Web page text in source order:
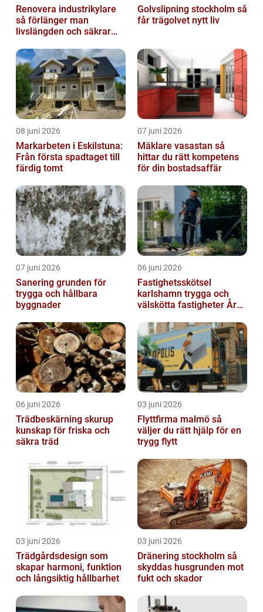
Renovera industrikylare
så förlänger man
livslängden och säkrar
Golvslipning stockholm så
får trägolvet nytt liv
08 juni 2026
Markarbeten i Eskilstuna:
Från första spadtaget till
färdig tomt
07 juni 2026
Mäklare vasastan så
hittar du rätt kompetens
för din bostadsaffär
07 juni 2026
Sanering grunden för
trygga och hållbara
byggnader
06 juni 2026
Fastighetsskötsel
karlshamn trygga och
välskötta fastigheter Året
06 juni 2026
Trädbeskärning skurup
kunskap för friska och
säkra träd
03 juni 2026
Flyttfirma malmö så
väljer du rätt hjälp för en
trygg flytt
03 juni 2026
Trädgårdsdesign som
skapar harmoni, funktion
och långsiktig hållbarhet
03 juni 2026
Dränering stockholm så
skyddas husgrunden mot
fukt och skador